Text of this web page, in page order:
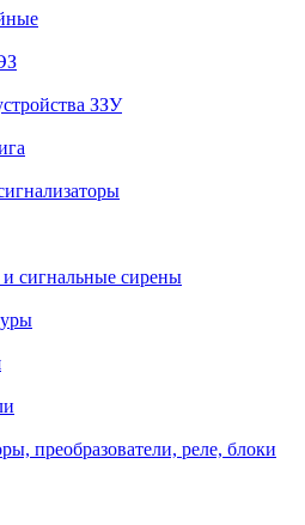
ЗЗУ
сигнальные сирены
преобразователи, реле, блоки